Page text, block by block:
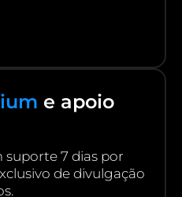
e apoio
suporte 7 dias por
de divulgação